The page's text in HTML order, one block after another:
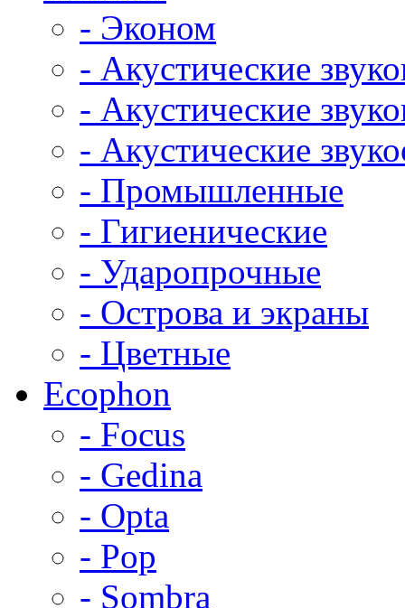
- Эконом
- Акустические
- Акустические
- Акустические
- Промышленные
- Гигиенические
- Ударопрочные
- Острова и экраны
- Цветные
Ecophon
- Focus
- Gedina
- Opta
- Pop
- Sombra